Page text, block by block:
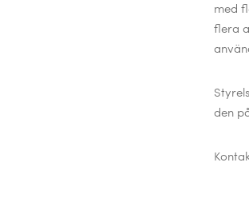
med
flera
den